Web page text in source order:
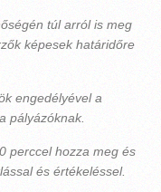
túl arról is meg
képesek határidőre
engedélyével a
pályázóknak.
perccel hozza meg és
és értékeléssel.